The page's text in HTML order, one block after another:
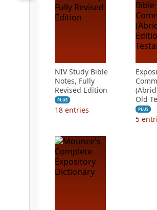
NIV Study Bible
Notes, Fully
Revised Edition
PLUS
18 entries
Old
PLUS
5